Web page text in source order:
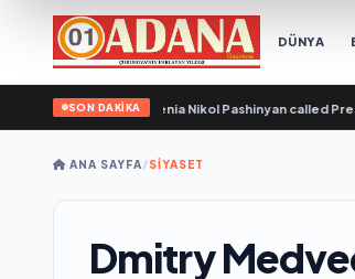
DÜNYA
SON DAKİKA
of Armenia Nikol Pashinyan called President
ANA SAYFA/SİYASET
Dmitry